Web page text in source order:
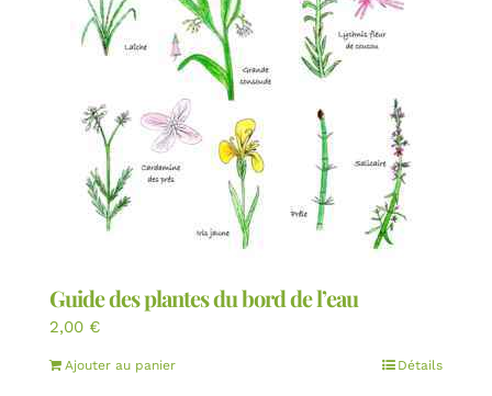
Guide des plantes du bord de l’eau
2,00 €
Ajouter au panier Détails